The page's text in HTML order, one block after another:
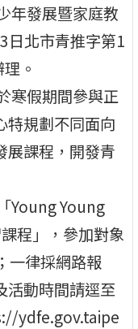
年發展暨家庭教
日北市青推字第1
。
寒假期間參與正
特規劃不同面向
展課程，開發青
Young Young
程」，參加對象
一律採網路報
活動時間請逕至
ydfe.gov.taipe